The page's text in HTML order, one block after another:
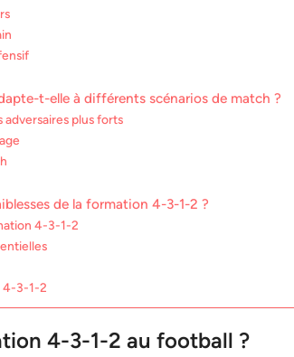
t-elle à différents scénarios de match ?
plus forts
de la formation 4-3-1-2 ?
4-3-1-2
4-3-1-2
4-3-1-2 au football ?